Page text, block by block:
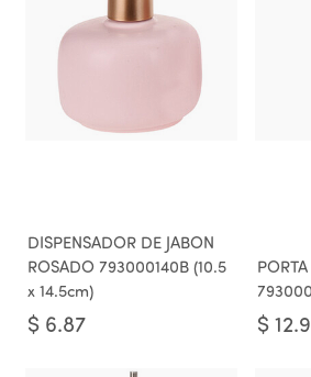
DISPENSADOR DE JABON
ROSADO 793000140B (10.5
x 14.5cm)
$ 6.87 $